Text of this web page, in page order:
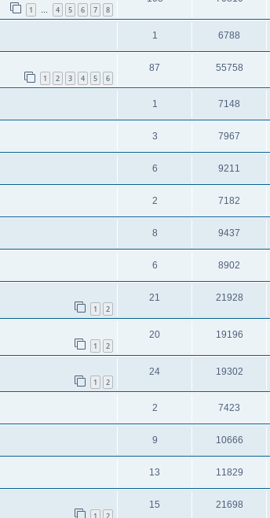
1 … 4 5 6 7 8
1 6788
1 2 3 4 5 6
87 55758
1 7148
3 7967
6 9211
2 7182
8 9437
6 8902
1 2
21 21928
1 2
20 19196
1 2
24 19302
2 7423
9 10666
13 11829
15 21698